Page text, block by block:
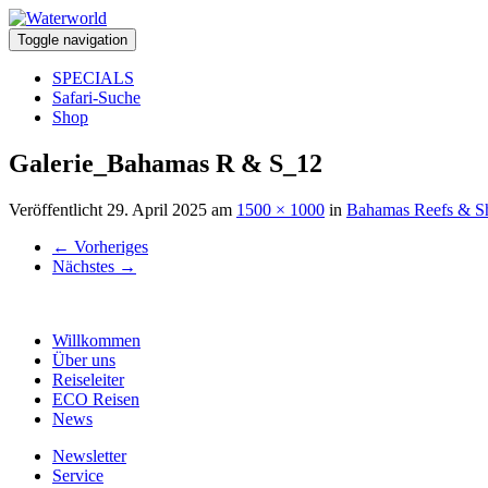
Toggle navigation
SPECIALS
Safari-Suche
Shop
Galerie_Bahamas R & S_12
Veröffentlicht 29. April 2025 am 1500 × 1000 in Bahamas Reefs &
← Vorheriges
Nächstes →
Willkommen
Über uns
Reiseleiter
ECO Reisen
News
Newsletter
Service